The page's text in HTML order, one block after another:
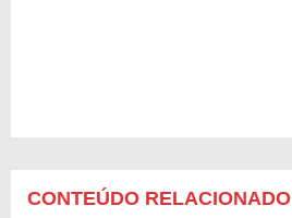
CONTEÚDO RELACIONADO